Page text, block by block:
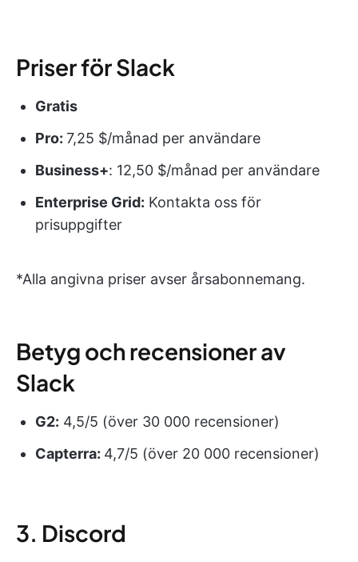
Priser för Slack
Gratis
Pro: 7,25 $/månad per användare
Business+: 12,50 $/månad per användare
Enterprise Grid: Kontakta oss för
prisuppgifter
*Alla angivna priser avser årsabonnemang.
Betyg och recensioner av
Slack
G2: 4,5/5 (över 30 000 recensioner)
Capterra: 4,7/5 (över 20 000 recensioner)
3. Discord